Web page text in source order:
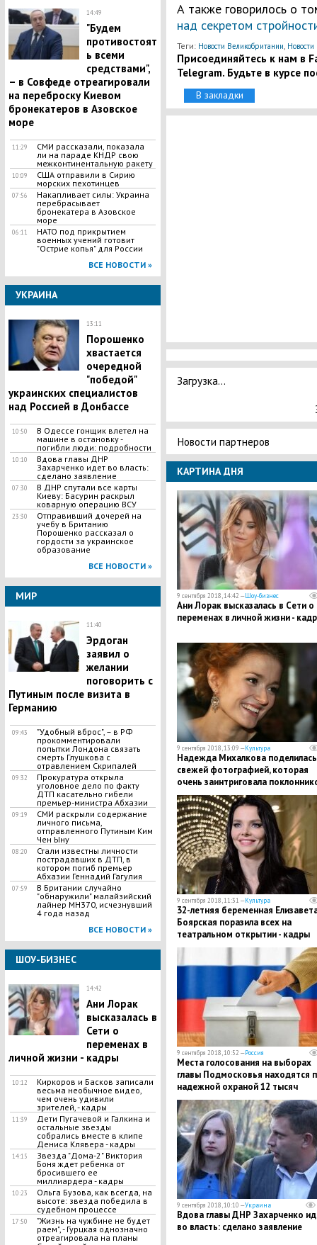
14:49
"Будем
противостоят
ь всеми
средствами",
– в Совфеде отреагировали
на переброску Киевом
бронекатеров в Азовское
море
11:29
СМИ рассказали, показала
ли на параде КНДР свою
межконтинентальную ракету
10:09
США отправили в Сирию
морских пехотинцев
07:56
​Накапливает силы: Украина
перебрасывает
бронекатера в Азовское
море
06:11
НАТО под прикрытием
военных учений готовит
"Острие копья" для России
ВСЕ НОВОСТИ »
УКРАИНА
13:11
Порошенко
хвастается
очередной
"победой"
украинских специалистов
над Россией в Донбассе
10:50
В Одессе гонщик влетел на
машине в остановку -
погибли люди: подробности
10:10
Вдова главы ДНР
Захарченко идет во власть:
сделано заявление
07:30
В ДНР спутали все карты
Киеву: Басурин раскрыл
коварную операцию ВСУ
23:30
Отправивший дочерей на
учебу в Британию
Порошенко рассказал о
гордости за украинское
образование
ВСЕ НОВОСТИ »
МИР
11:40
Эрдоган
заявил о
желании
поговорить с
Путиным после визита в
Германию
09:43
"Удобный вброс", – в РФ
прокомментировали
попытки Лондона связать
смерть Глушкова с
отравлением Скрипалей
09:32
Прокуратура открыла
уголовное дело по факту
ДТП касательно гибели
премьер-министра Абхазии
09:19
СМИ раскрыли содержание
личного письма,
отправленного Путиным Ким
Чен Ыну
08:20
Стали известны личности
пострадавших в ДТП, в
котором погиб премьер
Абхазии Геннадий Гагулия
07:59
В Британии случайно
"обнаружили" малайзийский
лайнер МН370, исчезнувший
4 года назад
ВСЕ НОВОСТИ »
ШОУ-БИЗНЕС
14:42
​Ани Лорак
высказалась в
Сети о
переменах в
личной жизни - кадры
10:12
​Киркоров и Басков записали
весьма необычное видео,
чем очень удивили
зрителей, - кадры
11:39
​Дети Пугачевой и Галкина и
остальные звезды
собрались вместе в клипе
Дениса Клявера - кадры
14:15
​Звезда "Дома-2" Виктория
Боня ждет ребенка от
бросившего ее
миллиардера - кадры
10:23
Ольга Бузова, как всегда, на
высоте: звезда победила в
судебном процессе
17:50
"Жизнь на чужбине не будет
раем", - Гурцкая однозначно
отреагировала на планы
А также говорилось о
над секретом
Теги: Новости Великобритании, Новости
Присоединяйтесь к нам в
Telegram. Будьте в курсе
В закладки
Загрузка...
Новости партнеров
КАРТИНА ДНЯ
9 сентября 2018, 14:42 —Шоу-бизнес
​Ани Лорак высказалась в Сети о
переменах в личной жизни -
9 сентября 2018, 13:09 —Культура
Надежда Михалкова поделилась
свежей фотографией, которая
очень заинтриговала
кадры
9 сентября 2018, 11:31 —Культура
​32-летняя беременная
Боярская поразила всех на
театральном открытии - кадры
9 сентября 2018, 10:52 —Россия
Места голосования на выборах
главы Подмосковья находятся
надежной охраной 12 тысяч
правоохранителей
9 сентября 2018, 10:10 —Украина
Вдова главы ДНР Захарченко
во власть: сделано заявление